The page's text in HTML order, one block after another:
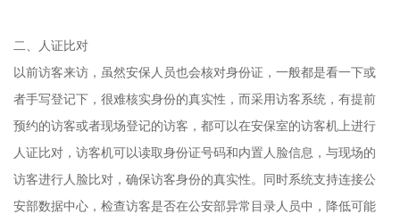
二、人证比对
以前访客来访，虽然安保人员也会核对身份证，一般都是看一下或
者手写登记下，很难核实身份的真实性，而采用访客系统，有提前
预约的访客或者现场登记的访客，都可以在安保室的访客机上进行
人证比对，访客机可以读取身份证号码和内置人脸信息，与现场的
访客进行人脸比对，确保访客身份的真实性。同时系统支持连接公
安部数据中心，检查访客是否在公安部异常目录人员中，降低可能